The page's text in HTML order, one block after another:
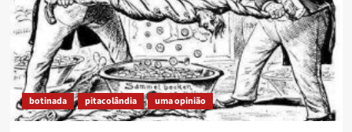
botinada pitacolândia uma opinião